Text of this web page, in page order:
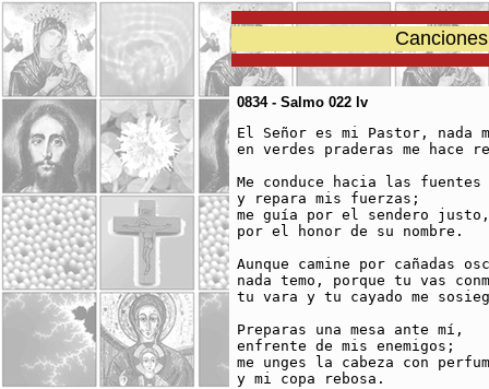
0834 - Salmo 022 lv
El Señor es mi Pastor, nada
en verdes praderas me hace
Me conduce hacia las
y repara mis fuerzas;
me guía por el sendero justo,
por el honor de su nombre.
Aunque camine por cañadas
nada temo, porque tu vas
tu vara y tu cayado me
Preparas una mesa ante mí,
enfrente de mis enemigos;
me unges la cabeza con
y mi copa rebosa.